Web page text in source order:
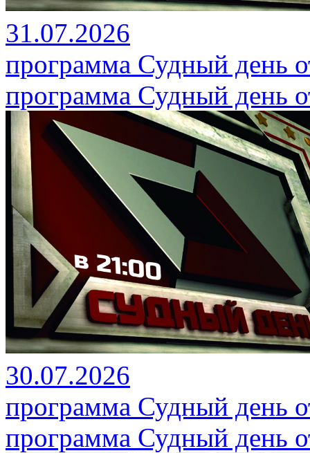
31.07.2026
программа Судный день
программа Судный день
30.07.2026
программа Судный день
программа Судный день